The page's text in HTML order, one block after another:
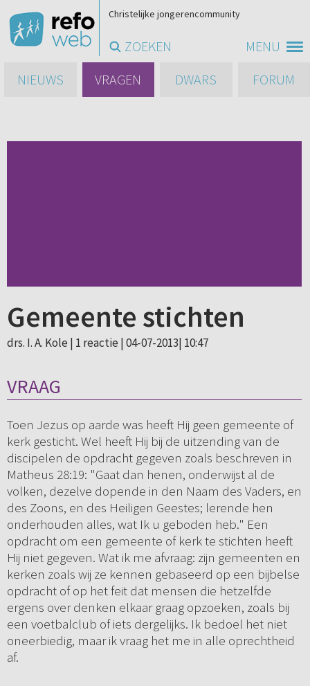
MENU
Christelijke jongerencommunity
ZOEKEN
NIEUWS
VRAGEN DWARS FORUM
Gemeente stichten
drs. I. A. Kole | 1 reactie | 04-07-2013| 10:47
VRAAG
Toen Jezus op aarde was heeft Hij geen gemeente of
kerk gesticht. Wel heeft Hij bij de uitzending van de
discipelen de opdracht gegeven zoals beschreven in
Matheus 28:19: "Gaat dan henen, onderwijst al de
volken, dezelve dopende in den Naam des Vaders, en
des Zoons, en des Heiligen Geestes; lerende hen
onderhouden alles, wat Ik u geboden heb." Een
opdracht om een gemeente of kerk te stichten heeft
Hij niet gegeven. Wat ik me afvraag: zijn gemeenten en
kerken zoals wij ze kennen gebaseerd op een bijbelse
opdracht of op het feit dat mensen die hetzelfde
ergens over denken elkaar graag opzoeken, zoals bij
een voetbalclub of iets dergelijks. Ik bedoel het niet
oneerbiedig, maar ik vraag het me in alle oprechtheid
af.